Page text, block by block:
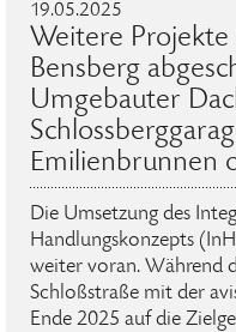
19.05.2025
Weitere Projekte
Bensberg
Umgebauter
Emilienbrunnen
Die Umsetzung des
Handlungskonzepts
weiter voran. Während
Schloßstraße mit der
Ende 2025 auf die